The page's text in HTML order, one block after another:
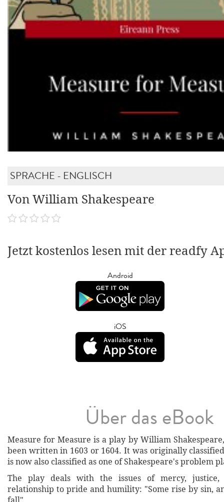
SPRACHE - ENGLISCH
Von William Shakespeare
Jetzt kostenlos lesen mit der readfy
Android
iOS
Über das eBook
Measure for Measure is a play by William
been written in 1603 or 1604. It was originally
is now also classified as one of Shakespeare's problem
The play deals with the issues of mercy,
relationship to pride and humility: "Some rise by sin,